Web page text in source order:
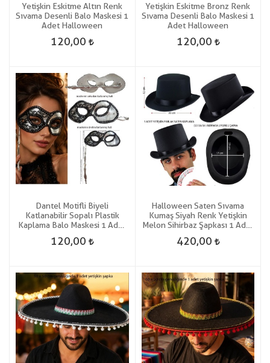
Yetişkin Eskitme Altın Renk
Sıvama Desenli Balo Maskesi 1
Adet Halloween
120,00
Yetişkin Eskitme Bronz Renk
Sıvama Desenli Balo Maskesi 1
Adet Halloween
120,00
Dantel Motifli Biyeli
Katlanabilir Sopalı Plastik
Kaplama Balo Maskesi 1 Adet
120,00
Halloween Saten Sıvama
Kumaş Siyah Renk Yetişkin
Melon Sihirbaz Şapkası 1 Adet
420,00